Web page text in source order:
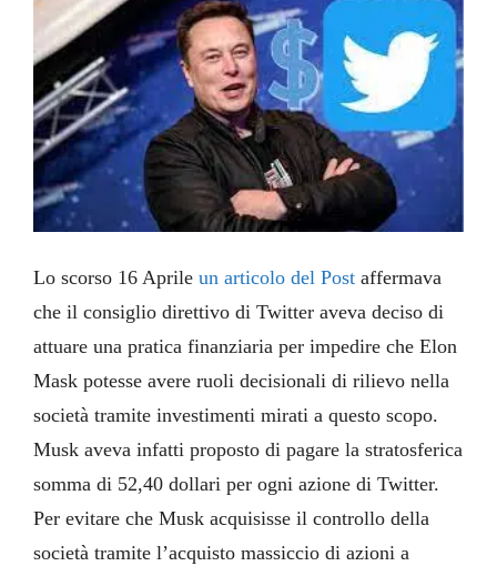
Lo scorso 16 Aprileun articolo del Post affermava
che il consiglio direttivo di Twitter aveva deciso di
attuare una pratica finanziaria per impedire che Elon
Mask potesse avere ruoli decisionali di rilievo nella
società tramite investimenti mirati a questo scopo.
Musk aveva infatti proposto di pagare la stratosferica
somma di 52,40 dollari per ogni azione di Twitter.
Per evitare che Musk acquisisse il controllo della
società tramite l’acquisto massiccio di azioni a